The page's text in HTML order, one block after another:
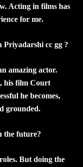
Acting in films has
for me.
cc gg ?
amazing actor.
his film Court
he becomes,
grounded.
the future?
But doing the